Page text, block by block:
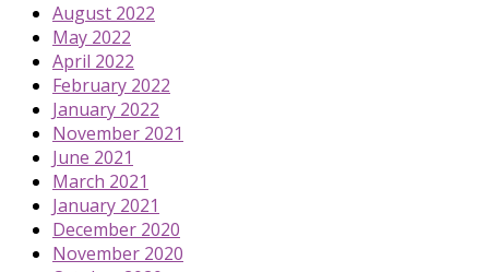
August 2022
May 2022
April 2022
February 2022
January 2022
November 2021
June 2021
March 2021
January 2021
December 2020
November 2020